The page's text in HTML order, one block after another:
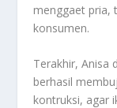
menggaet pria,
konsumen.
Terakhir, Anisa
berhasil
kontruksi, agar